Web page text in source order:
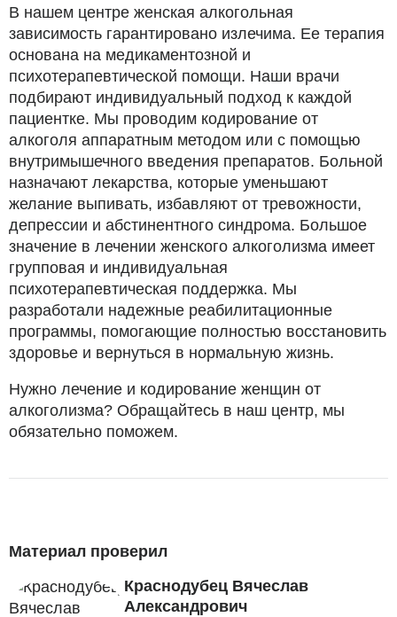
В нашем центре женская алкогольная
зависимость гарантировано излечима. Ее терапия
основана на медикаментозной и
психотерапевтической помощи. Наши врачи
подбирают индивидуальный подход к каждой
пациентке. Мы проводим кодирование от
алкоголя аппаратным методом или с помощью
внутримышечного введения препаратов. Больной
назначают лекарства, которые уменьшают
желание выпивать, избавляют от тревожности,
депрессии и абстинентного синдрома. Большое
значение в лечении женского алкоголизма имеет
групповая и индивидуальная
психотерапевтическая поддержка. Мы
разработали надежные реабилитационные
программы, помогающие полностью восстановить
здоровье и вернуться в нормальную жизнь.
Нужно лечение и кодирование женщин от
алкоголизма? Обращайтесь в наш центр, мы
обязательно поможем.
Материал проверил
Краснодубец Вячеслав
Александрович